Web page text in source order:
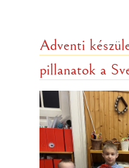
Adventi
pillanatok a